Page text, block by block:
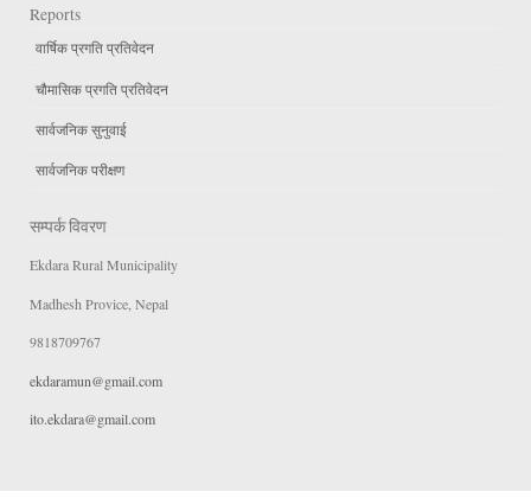
Reports
वार्षिक प्रगति प्रतिवेदन
चौमासिक प्रगति प्रतिवेदन
सार्वजनिक सुनुवाई
सार्वजनिक परीक्षण
सम्पर्क विवरण
Ekdara Rural Municipality
Madhesh Provice, Nepal
9818709767
ekdaramun@gmail.com
ito.ekdara@gmail.com